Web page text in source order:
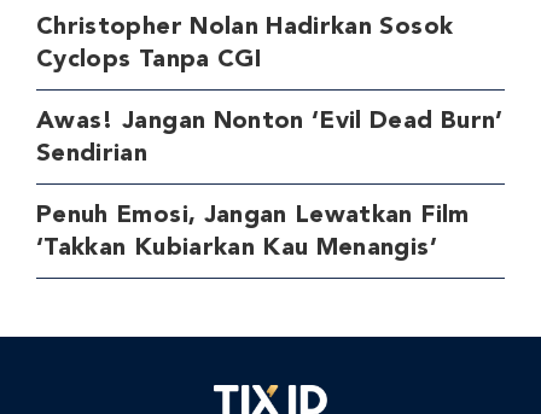
Christopher Nolan Hadirkan Sosok
Cyclops Tanpa CGI
Awas! Jangan Nonton ‘Evil Dead Burn’
Sendirian
Penuh Emosi, Jangan Lewatkan Film
‘Takkan Kubiarkan Kau Menangis’